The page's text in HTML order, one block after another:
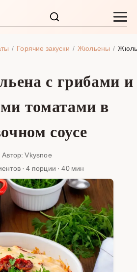
Горячие закуски Жюльены
с грибами и
томатами в
соусе
Автор: Vkysnoe
· 4 порции · 40 мин